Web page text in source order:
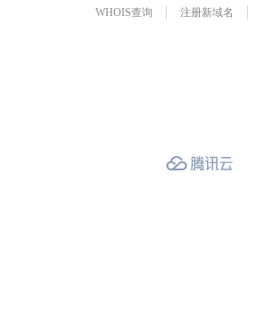
WHOIS查询 注册新域名